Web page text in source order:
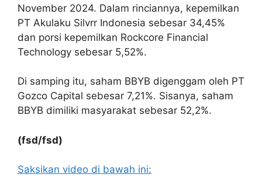
November 2024. Dalam rinciannya, kepemilkan
PT Akulaku Silvrr Indonesia sebesar 34,45%
dan porsi kepemilkan Rockcore Financial
Technology sebesar 5,52%.
Di samping itu, saham BBYB digenggam oleh PT
Gozco Capital sebesar 7,21%. Sisanya, saham
BBYB dimiliki masyarakat sebesar 52,2%.
(fsd/fsd)
Saksikan video di bawah ini: